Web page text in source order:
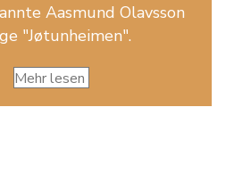
Aasmund Olavsson
"Jøtunheimen".
Mehr lesen